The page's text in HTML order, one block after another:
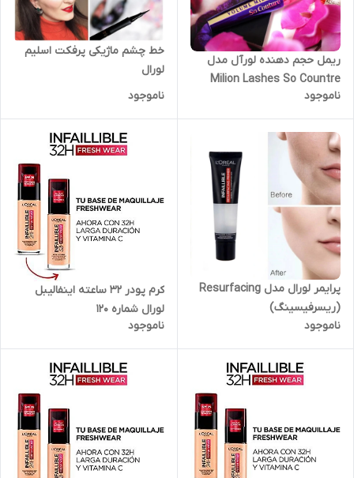
ریمل حجم دهنده لورآل مدل
Milion Lashes So Countre
ناموجود
خط چشم ماژیکی پرفکت اسلیم
لورال
ناموجود
پرایمر لورال مدل Resurfacing
(ریسرفیسینگ)
ناموجود
کرم پودر 32 ساعته اینفالیبل
لورال شماره 120
ناموجود